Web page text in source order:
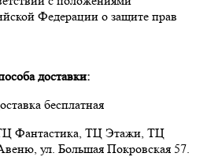
Федерации о защите прав
доставки:
бесплатная
Фантастика, ТЦ Этажи, ТЦ
ул. Большая Покровская 57.